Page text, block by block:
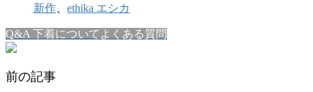
新作
ethika エシカ
Q&A 下着についてよくある質問
前の記事